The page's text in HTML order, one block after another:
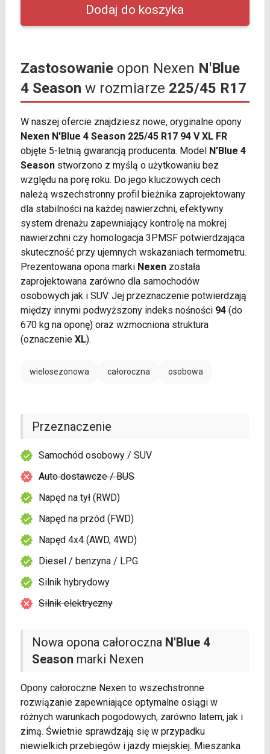
Zastosowanieopon Nexen N'Blue
4 Season w rozmiarze 225/45 R17
W naszej ofercie znajdziesz nowe, oryginalne opony
Nexen N'Blue 4 Season 225/45 R17 94 V XL FR
objęte 5-letnią gwarancją producenta. Model N'Blue 4
Seasonstworzono z myślą o użytkowaniu bez
względu na porę roku. Do jego kluczowych cech
należą wszechstronny profil bieżnika zaprojektowany
dla stabilności na każdej nawierzchni, efektywny
system drenażu zapewniający kontrolę na mokrej
nawierzchni czy homologacja 3PMSF potwierdzająca
skuteczność przy ujemnych wskazaniach termometru.
Prezentowana opona marki Nexenzostała
zaprojektowana zarówno dla samochodów
osobowych jak i SUV. Jej przeznaczenie potwierdzają
między innymi podwyższony indeks nośności 94(do
670 kg na oponę) oraz wzmocniona struktura
(oznaczenie XL).
wielosezonowa całoroczna osobowa
Nowa opona całoroczna N'Blue 4
Season marki Nexen
Opony całoroczne Nexen to wszechstronne
rozwiązanie zapewniające optymalne osiągi w
różnych warunkach pogodowych, zarówno latem, jak i
zimą. Świetnie sprawdzają się w przypadku
niewielkich przebiegów i jazdy miejskiej. Mieszanka
Przeznaczenie
Samochód osobowy / SUV
Auto dostawcze / BUS
Napęd na tył (RWD)
Napęd na przód (FWD)
Napęd 4x4 (AWD, 4WD)
Diesel / benzyna / LPG
Silnik hybrydowy
Silnik elektryczny